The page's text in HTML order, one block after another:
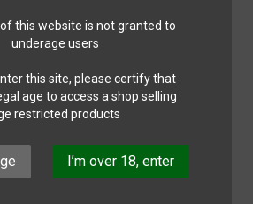
this website is not granted to
underage users
this site, please certify that
age to access a shop selling
restricted products
I’m over 18, enter